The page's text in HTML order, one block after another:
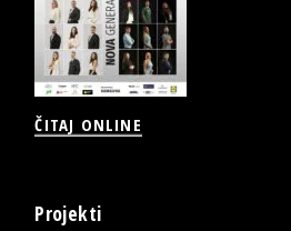
ČITAJ ONLINE
Projekti